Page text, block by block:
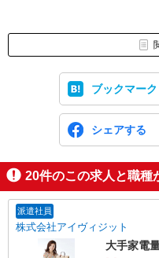
ブックマーク
シェアする
20件のこの求人と職種
派遣社員
株式会社アイヴィジット
大手家電